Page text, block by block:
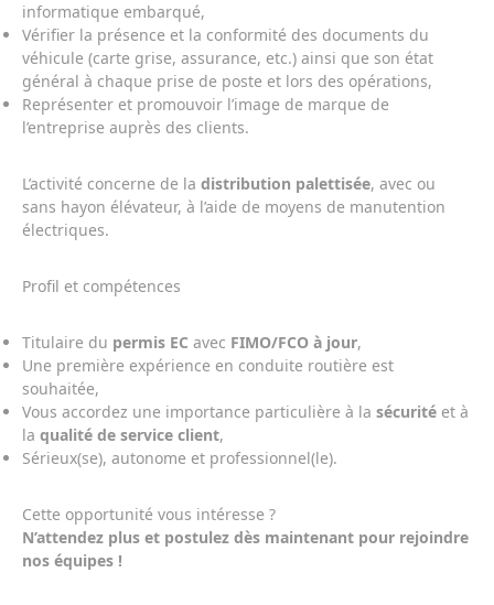
informatique embarqué,
Vérifier la présence et la conformité des documents du
véhicule (carte grise, assurance, etc.) ainsi que son état
général à chaque prise de poste et lors des opérations,
Représenter et promouvoir l’image de marque de
l’entreprise auprès des clients.
L’activité concerne de la distribution palettisée, avec ou
sans hayon élévateur, à l’aide de moyens de manutention
électriques.
Profil et compétences
Titulaire du permis EC avec FIMO/FCO à jour,
Une première expérience en conduite routière est
souhaitée,
Vous accordez une importance particulière à la sécurité et à
la qualité de service client,
Sérieux(se), autonome et professionnel(le).
Cette opportunité vous intéresse ?
N’attendez plus et postulez dès maintenant pour rejoindre
nos équipes !